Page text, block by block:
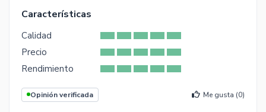
Características
Calidad
Precio
Rendimiento
Opinión verificada Me gusta (0)